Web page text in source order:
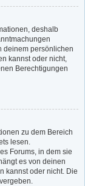
deshalb
deinem persönlichen
kannst oder nicht,
Berechtigungen
zu dem Bereich
lesen.
Forums, in dem sie
es von deinen
kannst oder nicht. Die